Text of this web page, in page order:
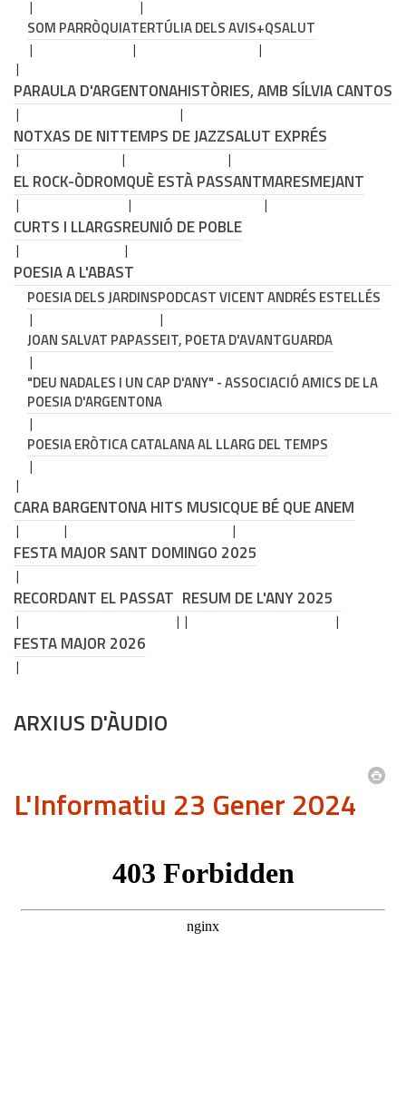
SOM PARRÒQUIATERTÚLIA DELS AVIS+QSALUT
PARAULA D'ARGENTONAHISTÒRIES, AMB SÍLVIA CANTOS
NOTXAS DE NITTEMPS DE JAZZSALUT EXPRÉS
EL ROCK-ÒDROMQUÈ ESTÀ PASSANTMARESMEJANT
CURTS I LLARGSREUNIÓ DE POBLE
POESIA A L'ABAST
POESIA DELS JARDINSPODCAST VICENT ANDRÉS ESTELLÉS
JOAN SALVAT PAPASSEIT, POETA D'AVANTGUARDA
"DEU NADALES I UN CAP D'ANY" - ASSOCIACIÓ AMICS DE LA
POESIA D'ARGENTONA
POESIA ERÒTICA CATALANA AL LLARG DEL TEMPS
CARA BARGENTONA HITS MUSICQUE BÉ QUE ANEM
FESTA MAJOR SANT DOMINGO 2025
RECORDANT EL PASSAT RESUM DE L'ANY 2025
FESTA MAJOR 2026
ARXIUS D'ÀUDIO
L'Informatiu 23 Gener 2024